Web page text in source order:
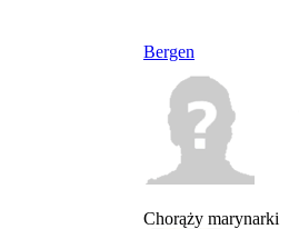
Bergen
Chorąży marynarki